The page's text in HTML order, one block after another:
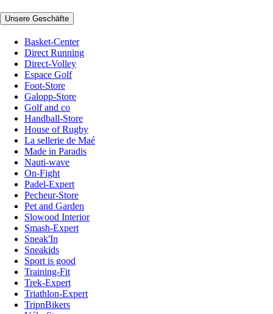
Unsere Geschäfte
Basket-Center
Direct Running
Direct-Volley
Espace Golf
Foot-Store
Galopp-Store
Golf and co
Handball-Store
House of Rugby
La sellerie de Maé
Made in Paradis
Nauti-wave
On-Fight
Padel-Expert
Pecheur-Store
Pet and Garden
Slowood Interior
Smash-Expert
Sneak'In
Sneakids
Sport is good
Training-Fit
Trek-Expert
Triathlon-Expert
TripnBikers